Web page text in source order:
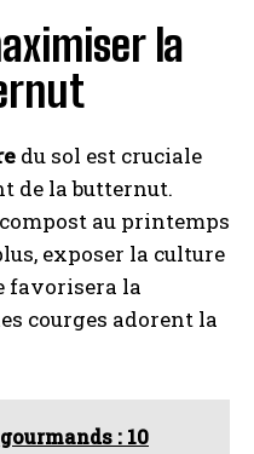
la
du sol est cruciale
de la butternut.
au printemps
exposer la culture
favorisera la
courges adorent la
: 10